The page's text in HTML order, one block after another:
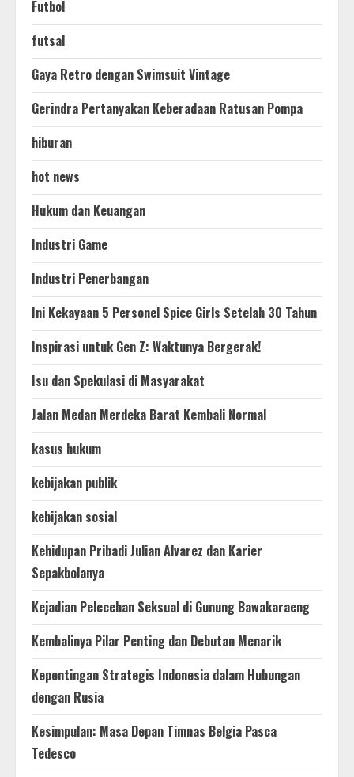
Futbol
futsal
Gaya Retro dengan Swimsuit Vintage
Gerindra Pertanyakan Keberadaan Ratusan Pompa
hiburan
hot news
Hukum dan Keuangan
Industri Game
Industri Penerbangan
Ini Kekayaan 5 Personel Spice Girls Setelah 30 Tahun
Inspirasi untuk Gen Z: Waktunya Bergerak!
Isu dan Spekulasi di Masyarakat
Jalan Medan Merdeka Barat Kembali Normal
kasus hukum
kebijakan publik
kebijakan sosial
Kehidupan Pribadi Julian Alvarez dan Karier
Sepakbolanya
Kejadian Pelecehan Seksual di Gunung Bawakaraeng
Kembalinya Pilar Penting dan Debutan Menarik
Kepentingan Strategis Indonesia dalam Hubungan
dengan Rusia
Kesimpulan: Masa Depan Timnas Belgia Pasca
Tedesco